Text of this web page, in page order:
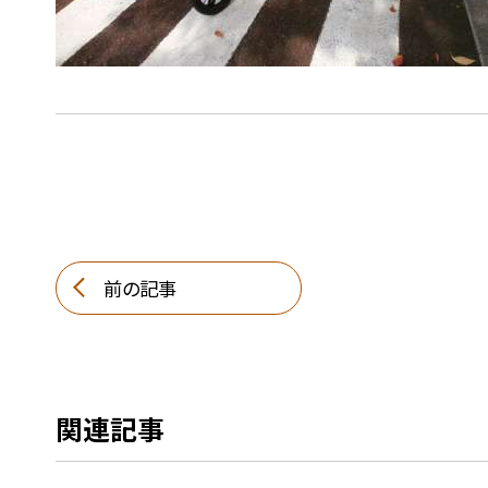
前の記事
関連記事